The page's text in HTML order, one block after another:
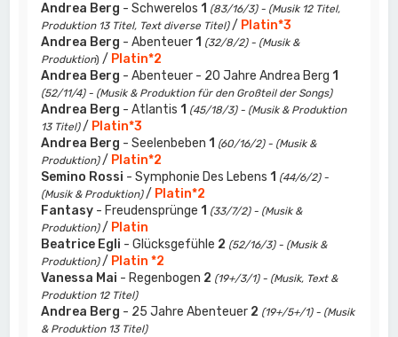
Andrea Berg - Schwerelos 1 (83/16/3) - (Musik 12 Titel,
Produktion 13 Titel, Text diverse Titel)/ Platin*3
Andrea Berg - Abenteuer 1 (32/8/2) - (Musik &
Produktion) / Platin*2
Andrea Berg - Abenteuer - 20 Jahre Andrea Berg 1
(52/11/4) - (Musik & Produktion für den Großteil der Songs)
Andrea Berg - Atlantis 1 (45/18/3) - (Musik & Produktion
13 Titel)/ Platin*3
Andrea Berg - Seelenbeben 1 (60/16/2) - (Musik &
Produktion)/ Platin*2
Semino Rossi - Symphonie Des Lebens 1 (44/6/2) -
(Musik & Produktion)/ Platin*2
Fantasy - Freudensprünge 1 (33/7/2) - (Musik &
Produktion)/ Platin
Beatrice Egli - Glücksgefühle 2 (52/16/3) - (Musik &
Produktion)/ Platin *2
Vanessa Mai - Regenbogen 2 (19+/3/1) - (Musik, Text &
Produktion 12 Titel)
Andrea Berg - 25 Jahre Abenteuer 2 (19+/5+/1) - (Musik
& Produktion 13 Titel)